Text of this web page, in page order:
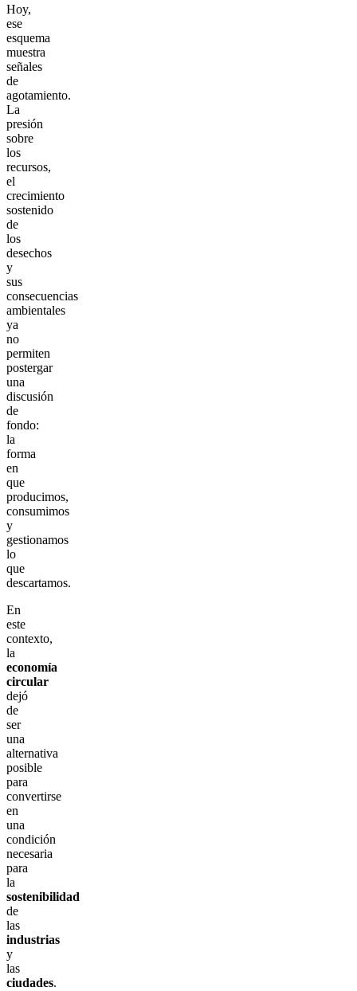
Hoy,
ese
esquema
muestra
señales
de
agotamiento.
La
presión
sobre
los
recursos,
el
crecimiento
sostenido
de
los
desechos
y
sus
consecuencias
ambientales
ya
no
permiten
postergar
una
discusión
de
fondo:
la
forma
en
que
producimos,
consumimos
y
gestionamos
lo
que
descartamos.
En
este
contexto,
la
economía
circular
dejó
de
ser
una
alternativa
posible
para
convertirse
en
una
condición
necesaria
para
la
sostenibilidad
de
las
industrias
y
las
ciudades.